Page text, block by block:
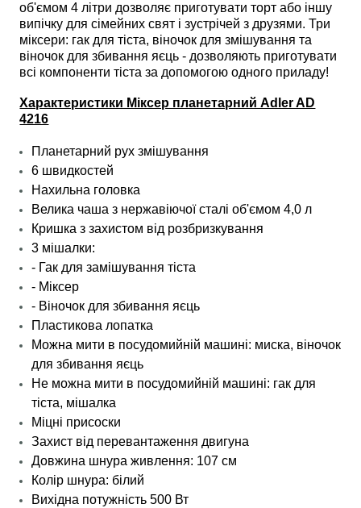
об'ємом 4 літри дозволяє приготувати торт або іншу
випічку для сімейних свят і зустрічей з друзями. Три
міксери: гак для тіста, віночок для змішування та
віночок для збивання яєць - дозволяють приготувати
всі компоненти тіста за допомогою одного приладу!
Характеристики Міксер планетарний Adler AD
4216
Планетарний рух змішування
6 швидкостей
Нахильна головка
Велика чаша з нержавіючої сталі об'ємом 4,0 л
Кришка з захистом від розбризкування
3 мішалки:
- Гак для замішування тіста
- Міксер
- Віночок для збивання яєць
Пластикова лопатка
Можна мити в посудомийній машині: миска, віночок
для збивання яєць
Не можна мити в посудомийній машині: гак для
тіста, мішалка
Міцні присоски
Захист від перевантаження двигуна
Довжина шнура живлення: 107 см
Колір шнура: білий
Вихідна потужність 500 Вт